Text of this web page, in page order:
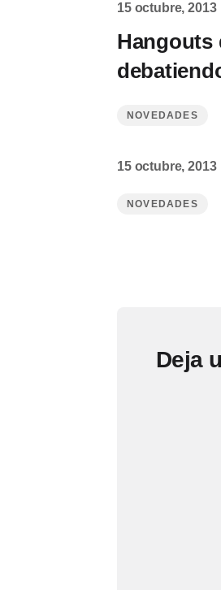
15 octubre, 2013
Hangouts
NOVEDADES
15 octubre, 2013
NOVEDADES
Deja